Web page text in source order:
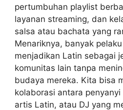
pertumbuhan playlist
layanan streaming, dan
salsa atau bachata yang
Menariknya, banyak
menjadikan Latin sebagai
komunitas lain tanpa
budaya mereka. Kita bisa
kolaborasi antara
artis Latin, atau DJ yang